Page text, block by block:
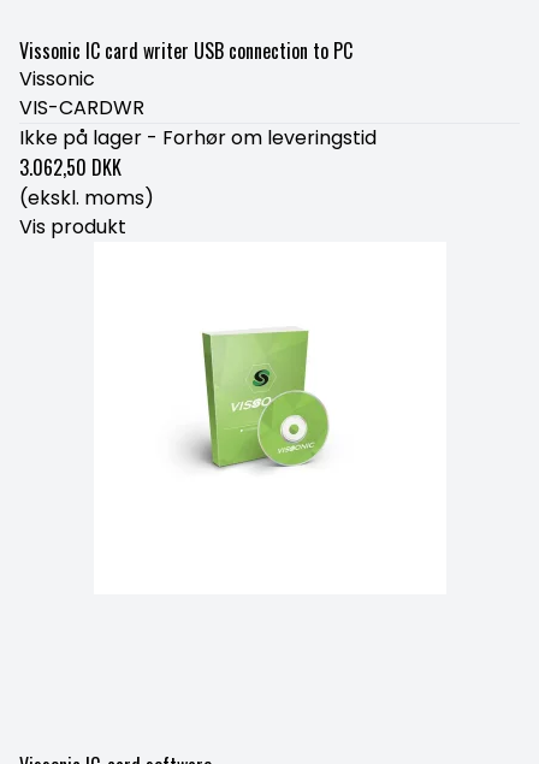
Vissonic IC card writer USB connection to PC
Vissonic
VIS-CARDWR
Ikke på lager - Forhør om leveringstid
3.062,50 DKK
(ekskl. moms)
Vis produkt